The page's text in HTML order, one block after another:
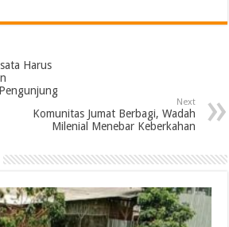
Harus
Next
Komunitas Jumat Berbagi, Wadah
Milenial Menebar Keberkahan